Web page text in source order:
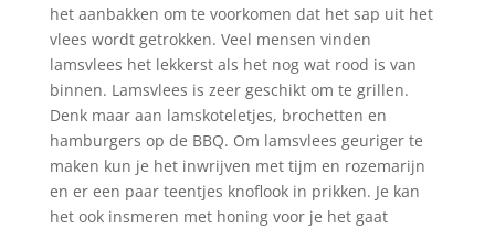
het aanbakken om te voorkomen dat het sap uit het
vlees wordt getrokken. Veel mensen vinden
lamsvlees het lekkerst als het nog wat rood is van
binnen. Lamsvlees is zeer geschikt om te grillen.
Denk maar aan lamskoteletjes, brochetten en
hamburgers op de BBQ. Om lamsvlees geuriger te
maken kun je het inwrijven met tijm en rozemarijn
en er een paar teentjes knoflook in prikken. Je kan
het ook insmeren met honing voor je het gaat